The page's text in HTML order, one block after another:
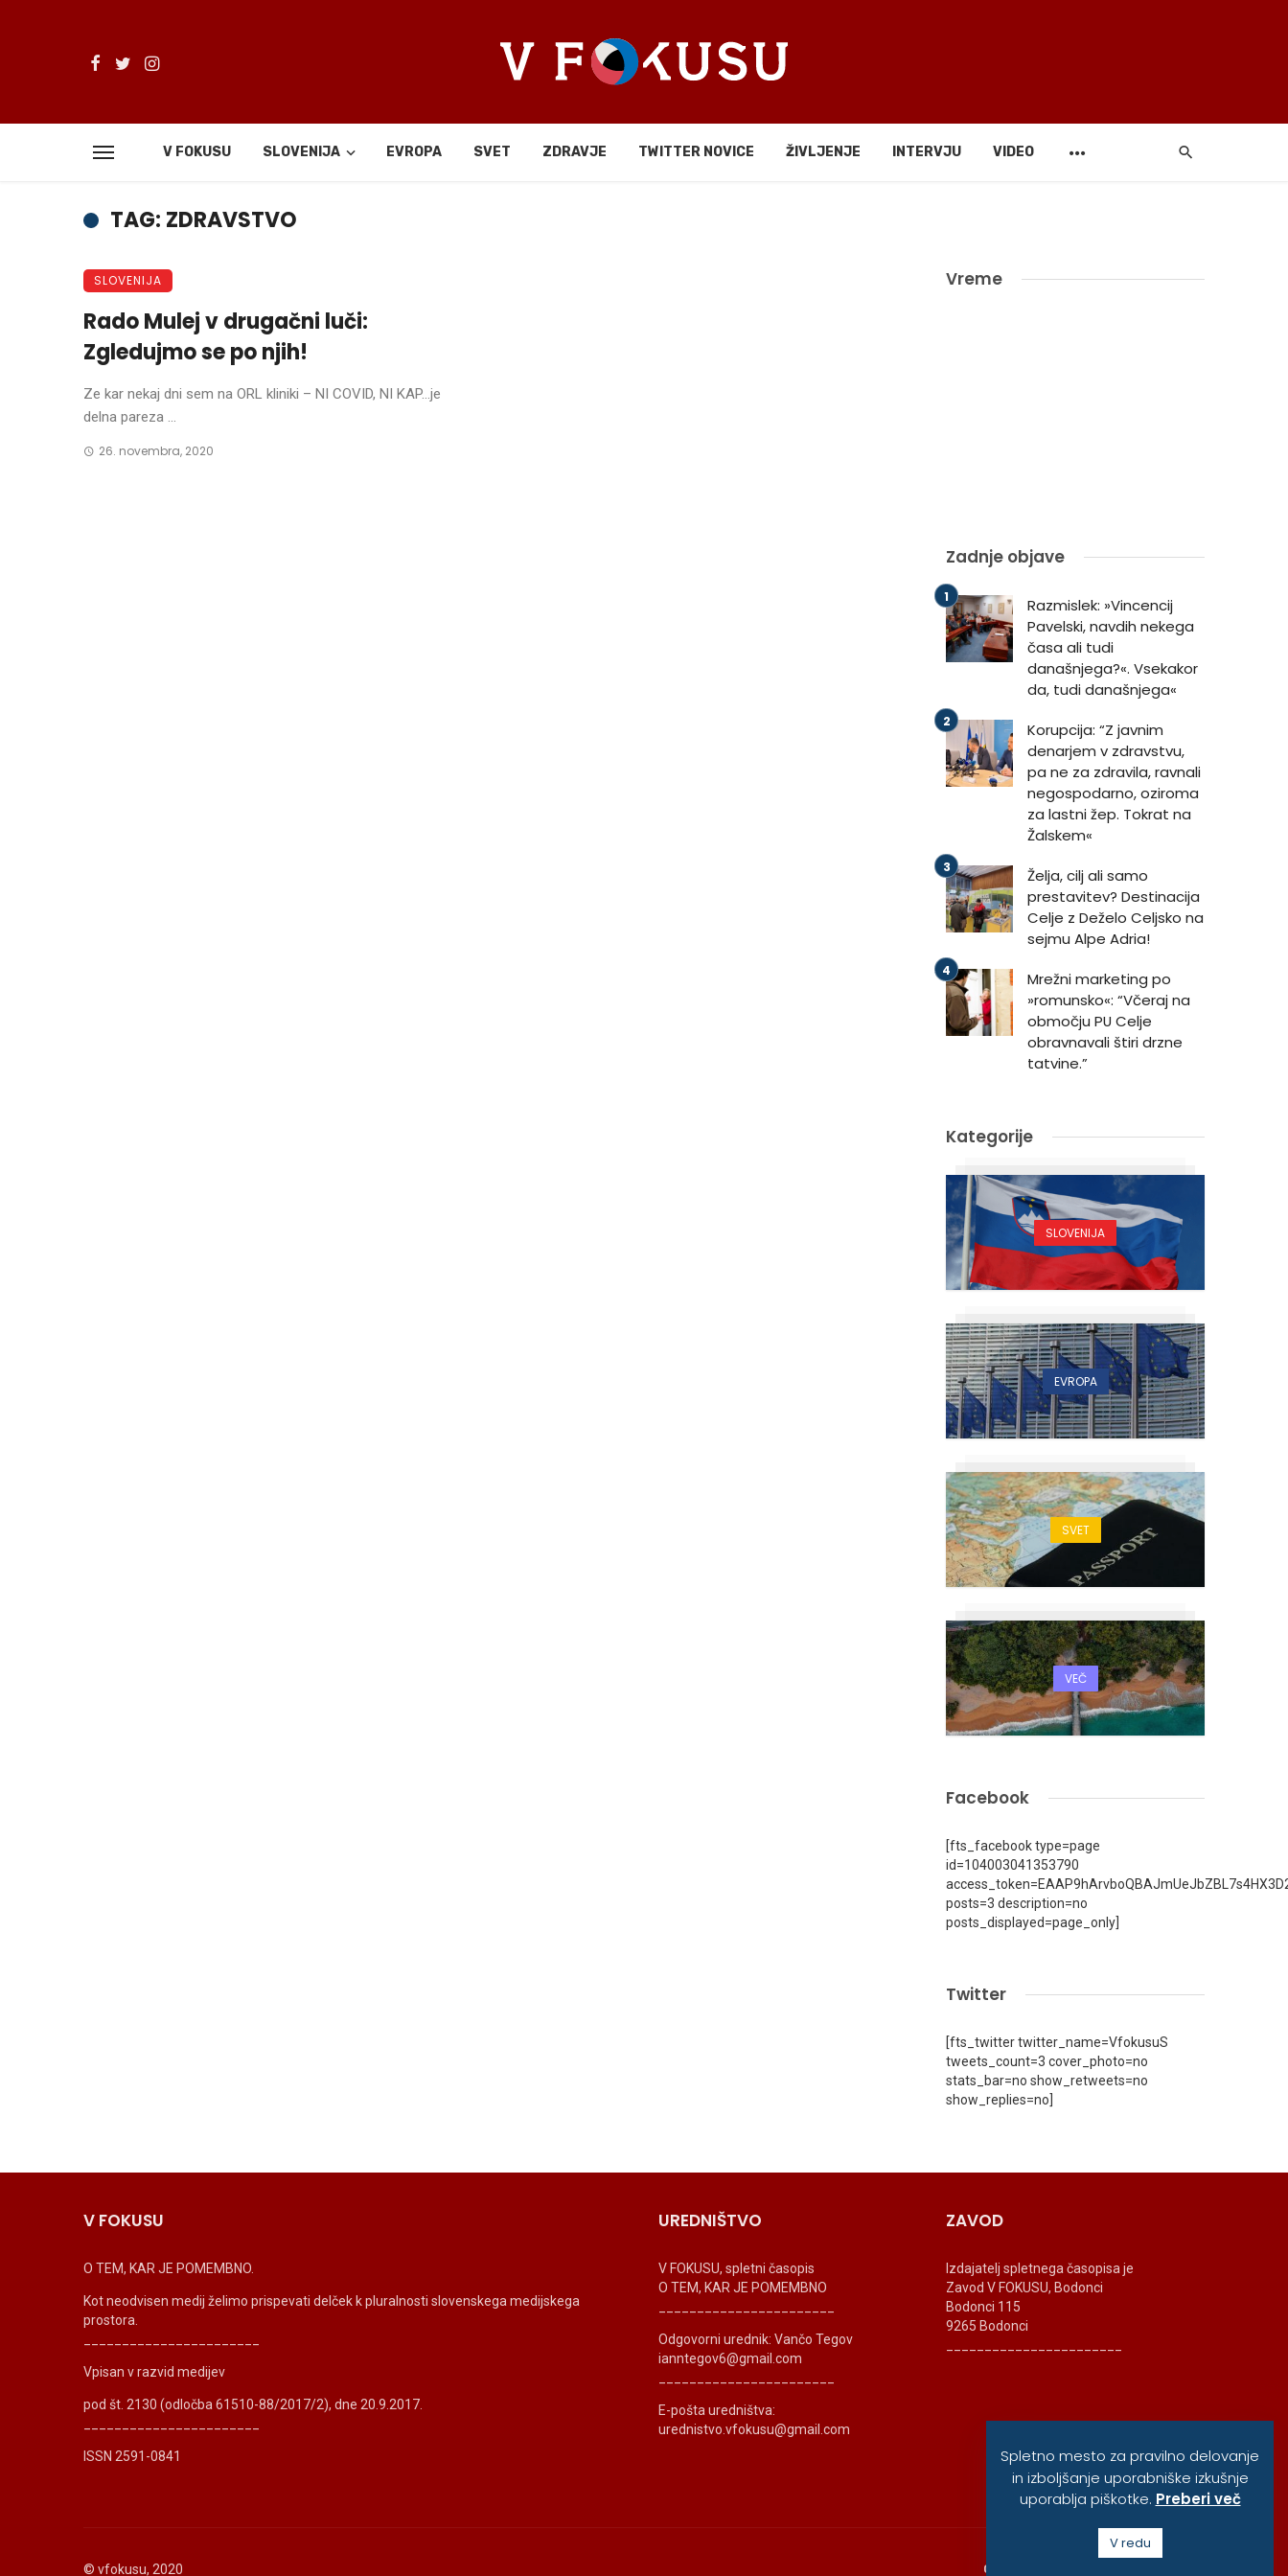
V FOKUSU SLOVENIJA EVROPA SVET ZDRAVJE TWITTER NOVICE ŽIVLJENJE INTERVJU VIDEO
TAG: ZDRAVSTVO
SLOVENIJA
Rado Mulej v drugačni luči:
Zgledujmo se po njih!
Ze kar nekaj dni sem na ORL kliniki – NI COVID, NI KAP…je
delna pareza ...
26. novembra, 2020
Vreme
Zadnje objave
Razmislek: »Vincencij
Pavelski, navdih nekega
časa ali tudi
današnjega?«. Vsekakor
da, tudi današnjega«
Korupcija: “Z javnim
denarjem v zdravstvu,
pa ne za zdravila, ravnali
negospodarno, oziroma
za lastni žep. Tokrat na
Žalskem«
Želja, cilj ali samo
prestavitev? Destinacija
Celje z Deželo Celjsko na
sejmu Alpe Adria!
Mrežni marketing po
»romunsko«: “Včeraj na
območju PU Celje
obravnavali štiri drzne
tatvine.”
Kategorije
SLOVENIJA
EVROPA
SVET
VEČ
Facebook
[fts_facebook type=page
id=104003041353790
posts=3 description=no
posts_displayed=page_only]
Twitter
[fts_twitter twitter_name=VfokusuS
tweets_count=3 cover_photo=no
stats_bar=no show_retweets=no
show_replies=no]
V FOKUSU
O TEM, KAR JE POMEMBNO.
Kot neodvisen medij želimo prispevati delček k pluralnosti slovenskega medijskega
prostora.
Vpisan v razvid medijev
pod št. 2130 (odločba 61510-88/2017/2), dne 20.9.2017.
ISSN 2591-0841
UREDNIŠTVO
V FOKUSU, spletni časopis
O TEM, KAR JE POMEMBNO
Odgovorni urednik: Vančo Tegov
ianntegov6@gmail.com
E-pošta uredništva:
urednistvo.vfokusu@gmail.com
ZAVOD
Izdajatelj spletnega časopisa je
Zavod V FOKUSU, Bodonci
Bodonci 115
9265 Bodonci
© vfokusu, 2020 O ZAVODU
Spletno mesto za pravilno delovanje
in izboljšanje uporabniške izkušnje
uporablja piškotke. Preberi več
V redu